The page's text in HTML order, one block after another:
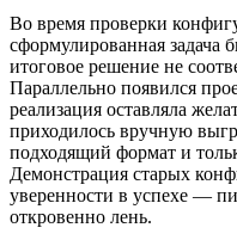
Во время проверки
сформулированная задача
итоговое решение не
Параллельно появился
реализация оставляла
приходилось вручную
подходящий формат и
Демонстрация старых
уверенности в успехе —
откровенно лень.